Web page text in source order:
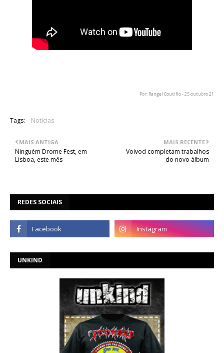
Por: Rangel Coutiño - 25 outubro 21
Tags: Notícias
MAIS RECENTE
Voivod completam trabalhos
do novo álbum
MAIS ANTIGA
Ninguém Drome Fest, em
Lisboa, este mês
REDES SOCIAIS
UNKIND